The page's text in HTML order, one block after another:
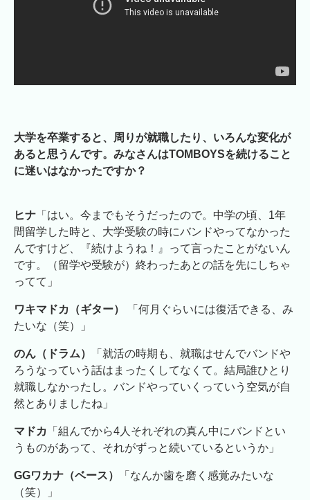
大学を卒業すると、周りが就職したり、いろんな変化が
あると思うんです。みなさんはTOMBOYSを続けること
に迷いはなかったですか？
ヒナ 「はい。今までもそうだったので。中学の頃、1年
間留学した時と、大学受験の時にバンドやってなかった
んですけど、『続けようね！』って言ったことがないん
です。（留学や受験が）終わったあとの話を先にしちゃ
ってて」
ワキマドカ（ギター）
「何月ぐらいには復活できる、み
たいな（笑）」
のん（ドラム）
「就活の時期も、就職はせんでバンドや
ろうなっていう話はまったくしてなくて。結局誰ひとり
就職しなかったし。バンドやっていくっていう空気が自
然とありましたね」
マドカ
「組んでから4人それぞれの真ん中にバンドとい
うものがあって、それがずっと続いているというか」
GGワカナ（ベース）
「なんか歯を磨く感覚みたいな
（笑）」